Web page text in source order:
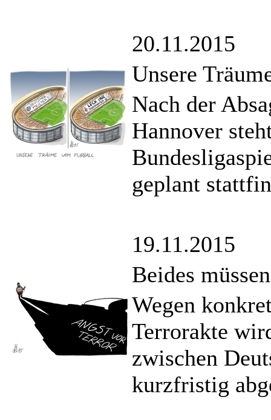
20.11.2015
Unsere
Nach der
Hannover
geplant
19.11.2015
Beides
Wegen
Terrorakte
zwischen
kurzfristig